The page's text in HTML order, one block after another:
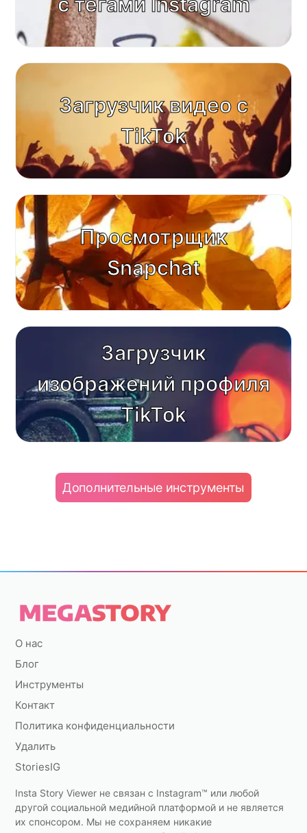
Загрузчик видео с
TikTok
Просмотрщик
Snapchat
Загрузчик
изображений профиля
TikTok
Дополнительные инструменты
О нас
Блог
Инструменты
Контакт
Политика конфиденциальности
Удалить
StoriesIG
Insta Story Viewer не связан с Instagram™ или любой
другой социальной медийной платформой и не является
их спонсором. Мы не сохраняем никакие